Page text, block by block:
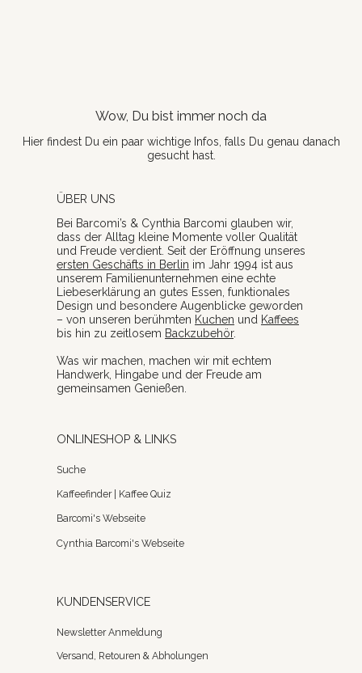
Wow, Du bist immer noch da
Hier findest Du ein paar wichtige Infos, falls Du genau danach
gesucht hast.
ÜBER UNS
Bei Barcomi’s & Cynthia Barcomi glauben wir,
dass der Alltag kleine Momente voller Qualität
und Freude verdient. Seit der Eröffnung unseres
ersten Geschäfts in Berlin im Jahr 1994 ist aus
unserem Familienunternehmen eine echte
Liebeserklärung an gutes Essen, funktionales
Design und besondere Augenblicke geworden
– von unseren berühmten Kuchen und Kaffees
bis hin zu zeitlosem Backzubehör.
Was wir machen, machen wir mit echtem
Handwerk, Hingabe und der Freude am
gemeinsamen Genießen.
ONLINESHOP & LINKS
Suche
Kaffeefinder | Kaffee Quiz
Barcomi's Webseite
Cynthia Barcomi's Webseite
KUNDENSERVICE
Newsletter Anmeldung
Versand, Retouren & Abholungen